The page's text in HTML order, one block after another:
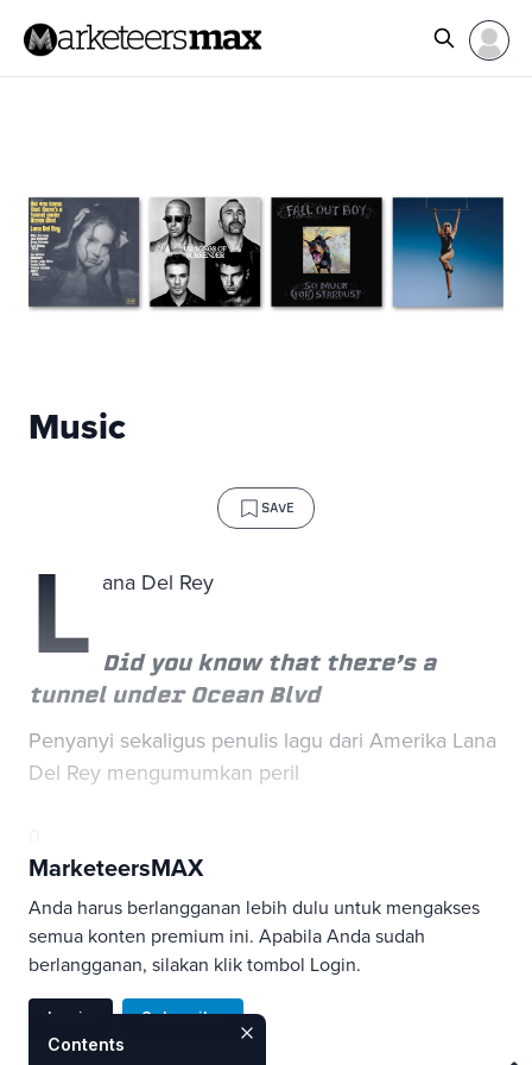
Music
SAVE
L ana Del Rey
Did you know that there’s a
tunnel under Ocean Blvd
Penyanyi sekaligus penulis lagu dari Amerika Lana
Del Rey mengumumkan peril
MarketeersMAX
Anda harus berlangganan lebih dulu untuk mengakses
semua konten premium ini. Apabila Anda sudah
berlangganan, silakan klik tombol Login.
Login
Subscribe
Contents